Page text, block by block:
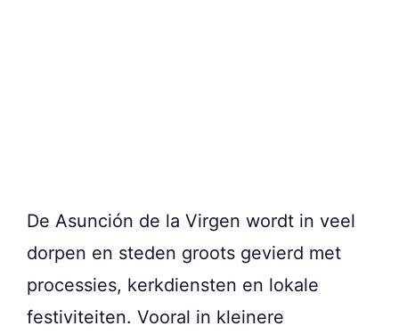
De Asunción de la Virgen wordt in veel
dorpen en steden groots gevierd met
processies, kerkdiensten en lokale
festiviteiten. Vooral in kleinere